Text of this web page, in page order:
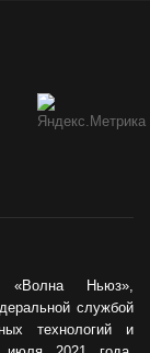
«Волна Ньюз»,
службой
технологий и